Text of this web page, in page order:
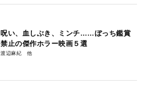
呪い、血しぶき、ミンチ……ぼっち鑑賞
禁止の傑作ホラー映画５選
渡辺麻紀